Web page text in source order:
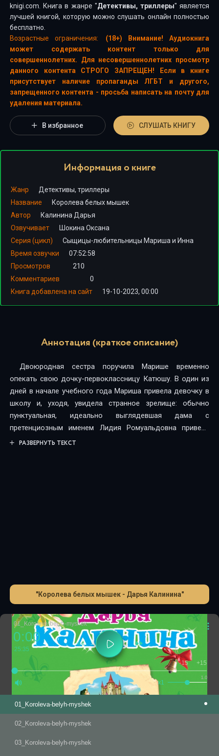
knigi.com. Книга в жанре "Детективы, триллеры" является
лучшей книгой, которую можно слушать онлайн полностью
бесплатно.
Возрастные ограничения:
(18+) Внимание! Аудиокнига
может содержать контент только для
совершеннолетних. Для несовершеннолетних просмотр
данного контента СТРОГО ЗАПРЕЩЕН! Если в книге
присутствует наличие пропаганды ЛГБТ и другого,
запрещенного контента - просьба написать на почту для
удаления материала.
В избранное СЛУШАТЬ КНИГУ
Информация о книге
Жанр
Детективы, триллеры
Название
Королева белых мышек
Автор
Калинина Дарья
Озвучивает
Шокина Оксана
Серия (цикл)
Сыщицы-любительницы Мариша и Инна
Время озвучки
07:52:58
Просмотров
210
Комментариев
0
Книга добавлена на сайт
19-10-2023, 00:00
Аннотация (краткое описание)
Двоюродная сестра поручила Марише временно
опекать свою дочку-первоклассницу Катюшу. В один из
дней в начале учебного года Мариша привела девочку в
школу и, уходя, увидела странное зрелище: обычно
пунктуальная, идеально выглядевшая дама с
претенциозным именем Лидия Ромуальдовна привела
своего сына Володю, одноклассника Катюши, в школу с
РАЗВЕРНУТЬ ТЕКСТ
"Королева белых мышек - Дарья Калинина"
01_Koroleva-belyh-myshek
0:00
25:35
1.0
x1
-15 +15
01_Koroleva-belyh-myshek
02_Koroleva-belyh-myshek
03_Koroleva-belyh-myshek